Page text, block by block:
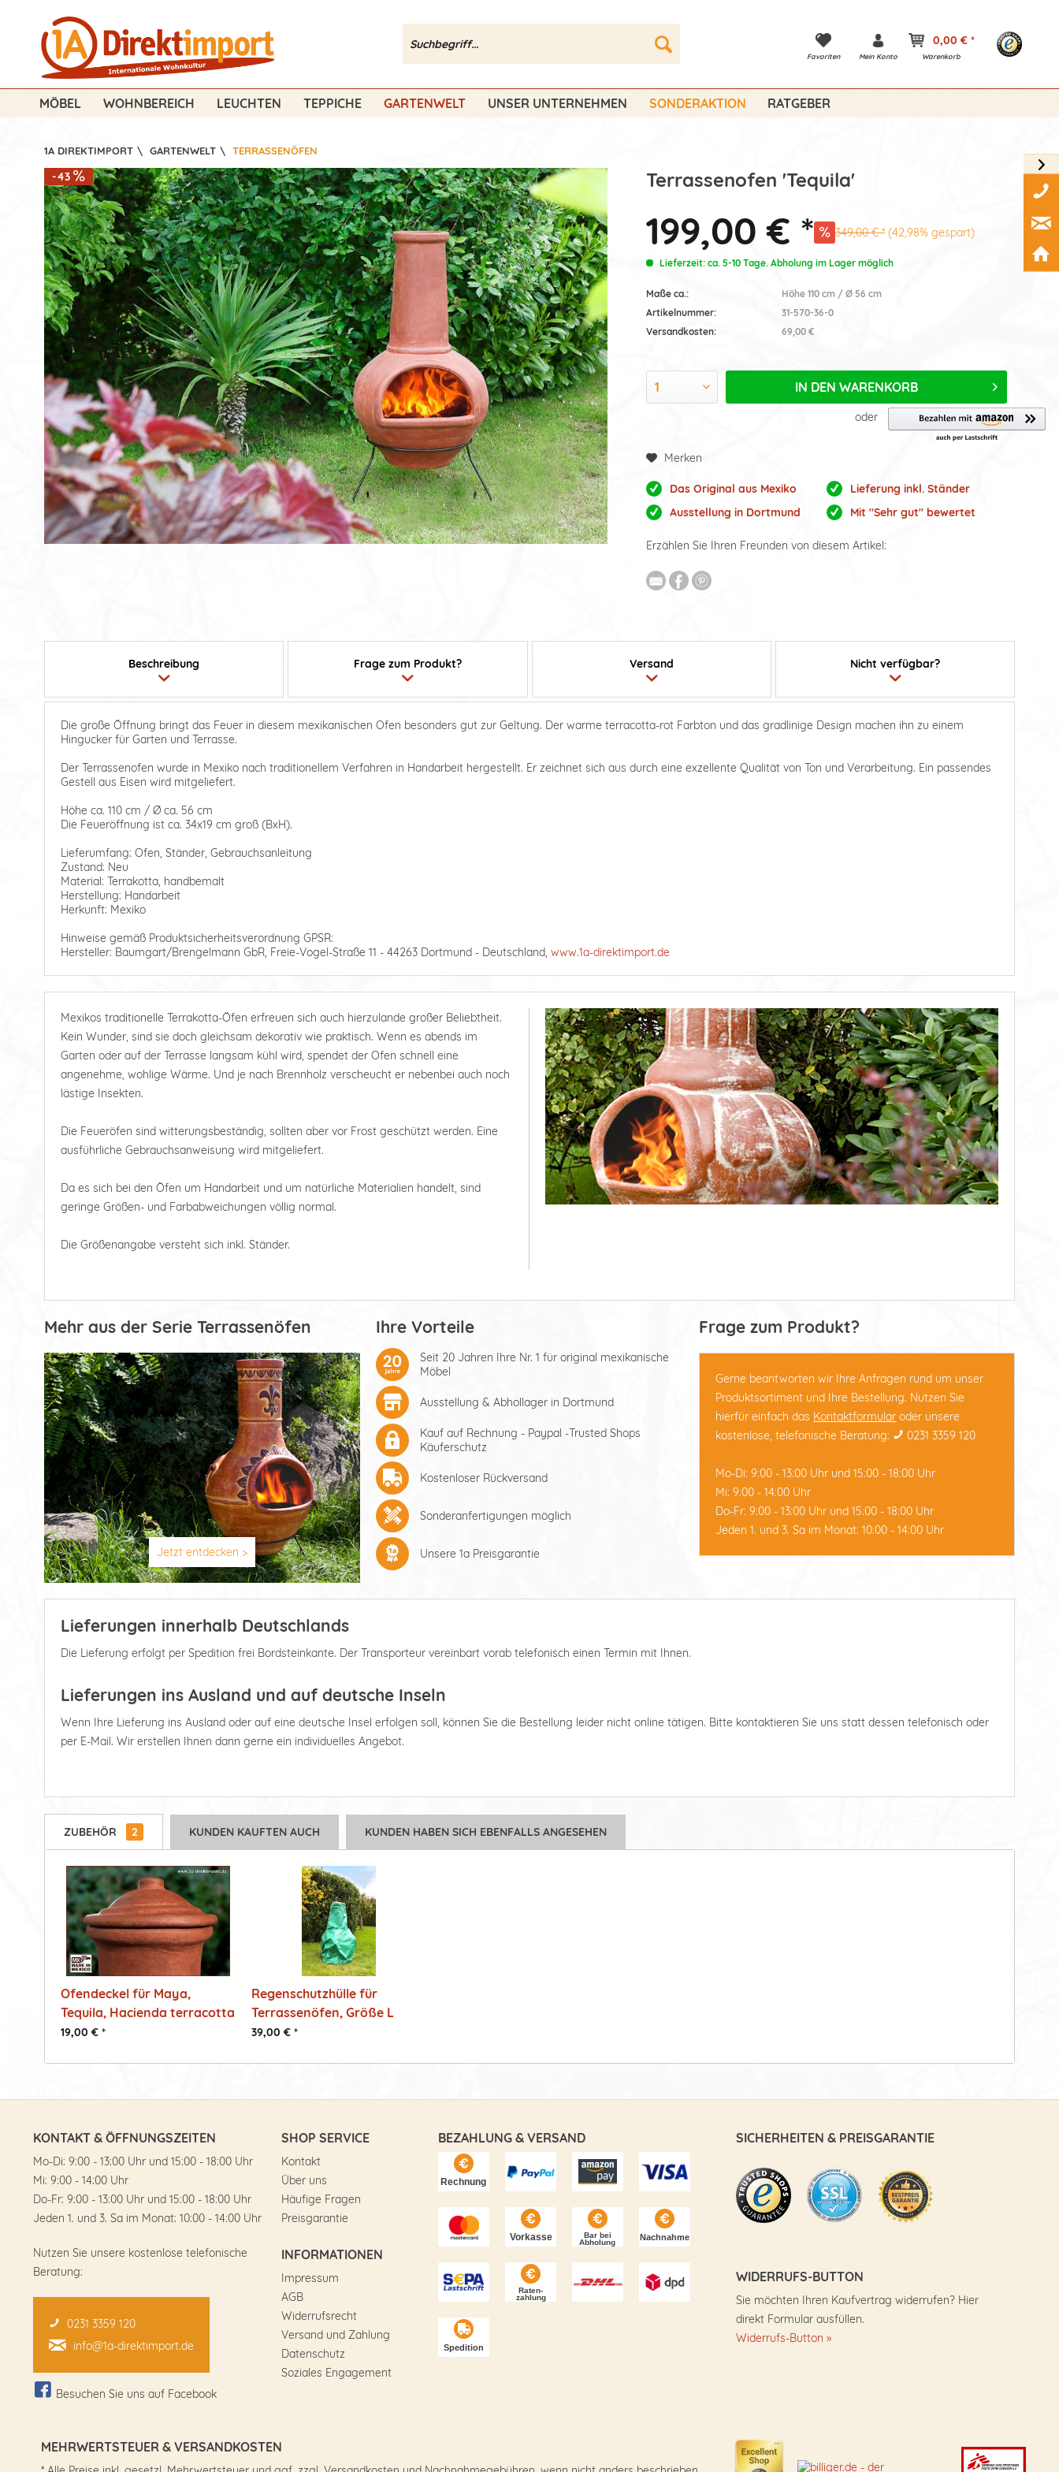
Favoriten Mein Konto
0,00 € *
Warenkorb
MÖBEL WOHNBEREICH LEUCHTEN TEPPICHE GARTENWELT UNSER UNTERNEHMEN SONDERAKTION RATGEBER
1A DIREKTIMPORT \ GARTENWELT \ TERRASSENÖFEN
-43 Terrassenofen 'Tequila'
199,00 € * 349,00 € * (42,98% gespart)
Lieferzeit: ca. 5-10 Tage. Abholung im Lager möglich
Maße ca.:
Höhe 110 cm / Ø 56 cm
Artikelnummer:
31-570-36-0
Versandkosten:
69,00 €
IN DEN WARENKORB
oder
Merken
Das Original aus Mexiko
Lieferung inkl. Ständer
Ausstellung in Dortmund
Mit "Sehr gut" bewertet
Erzählen Sie Ihren Freunden von diesem Artikel:
Beschreibung Frage zum Produkt? Versand Nicht verfügbar?
Die große Öffnung bringt das Feuer in diesem mexikanischen Ofen besonders gut zur Geltung. Der warme terracotta-rot Farbton und das gradlinige Design machen ihn zu einem
Hingucker für Garten und Terrasse.
Der Terrassenofen wurde in Mexiko nach traditionellem Verfahren in Handarbeit hergestellt. Er zeichnet sich aus durch eine exzellente Qualität von Ton und Verarbeitung. Ein passendes
Gestell aus Eisen wird mitgeliefert.
Höhe ca. 110 cm / Ø ca. 56 cm
Die Feueröffnung ist ca. 34x19 cm groß (BxH).
Lieferumfang: Ofen, Ständer, Gebrauchsanleitung
Zustand: Neu
Material: Terrakotta, handbemalt
Herstellung: Handarbeit
Herkunft: Mexiko
Hinweise gemäß Produktsicherheitsverordnung GPSR:
Hersteller: Baumgart/Brengelmann GbR, Freie-Vogel-Straße 11 - 44263 Dortmund - Deutschland, www.1a-direktimport.de
Mexikos traditionelle Terrakotta-Öfen erfreuen sich auch hierzulande großer Beliebtheit.
Kein Wunder, sind sie doch gleichsam dekorativ wie praktisch. Wenn es abends im
Garten oder auf der Terrasse langsam kühl wird, spendet der Ofen schnell eine
angenehme, wohlige Wärme. Und je nach Brennholz verscheucht er nebenbei auch noch
lästige Insekten.
Die Feueröfen sind witterungsbeständig, sollten aber vor Frost geschützt werden. Eine
ausführliche Gebrauchsanweisung wird mitgeliefert.
Da es sich bei den Öfen um Handarbeit und um natürliche Materialien handelt, sind
geringe Größen- und Farbabweichungen völlig normal.
Die Größenangabe versteht sich inkl. Ständer.
Mehr aus der Serie Terrassenöfen
Jetzt entdecken >
Ihre Vorteile
Seit 20 Jahren Ihre Nr. 1 für original mexikanische
Möbel
Ausstellung & Abhollager in Dortmund
Kauf auf Rechnung - Paypal -Trusted Shops
Käuferschutz
Kostenloser Rückversand
Sonderanfertigungen möglich
Unsere 1a Preisgarantie
Frage zum Produkt?
Gerne beantworten wir Ihre Anfragen rund um unser
Produktsortiment und Ihre Bestellung. Nutzen Sie
hierfür einfach das Kontaktformular oder unsere
kostenlose, telefonische Beratung:
0231 3359 120
Mo-Di: 9:00 - 13:00 Uhr und 15:00 - 18:00 Uhr
Mi: 9:00 - 14:00 Uhr
Do-Fr: 9:00 - 13:00 Uhr und 15:00 - 18:00 Uhr
Jeden 1. und 3. Sa im Monat: 10:00 - 14:00 Uhr
Lieferungen innerhalb Deutschlands
Die Lieferung erfolgt per Spedition frei Bordsteinkante. Der Transporteur vereinbart vorab telefonisch einen Termin mit Ihnen.
Lieferungen ins Ausland und auf deutsche Inseln
Wenn Ihre Lieferung ins Ausland oder auf eine deutsche Insel erfolgen soll, können Sie die Bestellung leider nicht online tätigen. Bitte kontaktieren Sie uns statt dessen telefonisch oder
per E-Mail. Wir erstellen Ihnen dann gerne ein individuelles Angebot.
ZUBEHÖR 2 KUNDEN KAUFTEN AUCH KUNDEN HABEN SICH EBENFALLS ANGESEHEN
Ofendeckel für Maya,
Tequila, Hacienda terracotta
19,00 € *
Regenschutzhülle für
Terrassenöfen, Größe L
39,00 € *
KONTAKT & ÖFFNUNGSZEITEN
Mo-Di: 9:00 - 13:00 Uhr und 15:00 - 18:00 Uhr
Mi: 9:00 - 14:00 Uhr
Do-Fr: 9:00 - 13:00 Uhr und 15:00 - 18:00 Uhr
Jeden 1. und 3. Sa im Monat: 10:00 - 14:00 Uhr
Nutzen Sie unsere kostenlose telefonische
Beratung:
0231 3359 120
info@1a-direktimport.de
Besuchen Sie uns auf Facebook
SHOP SERVICE
Kontakt
Über uns
Häufige Fragen
Preisgarantie
INFORMATIONEN
Impressum
AGB
Widerrufsrecht
Versand und Zahlung
Datenschutz
Soziales Engagement
BEZAHLUNG & VERSAND SICHERHEITEN & PREISGARANTIE
WIDERRUFS-BUTTON
Sie möchten Ihren Kaufvertrag widerrufen? Hier
direkt Formular ausfüllen.
Widerrufs-Button »
MEHRWERTSTEUER & VERSANDKOSTEN